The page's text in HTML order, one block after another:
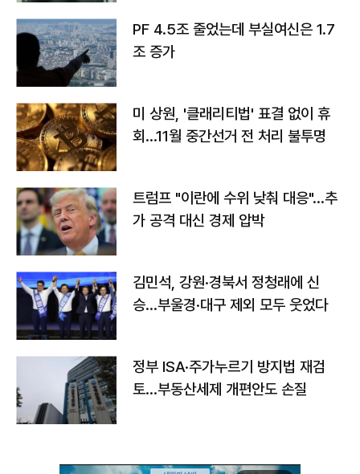
PF 4.5조 줄었는데 부실여신은 1.7
조 증가
미 상원, '클래리티법' 표결 없이 휴
회…11월 중간선거 전 처리 불투명
트럼프 "이란에 수위 낮춰 대응"…추
가 공격 대신 경제 압박
김민석, 강원·경북서 정청래에 신
승…부울경·대구 제외 모두 웃었다
정부 ISA·주가누르기 방지법 재검
토…부동산세제 개편안도 손질